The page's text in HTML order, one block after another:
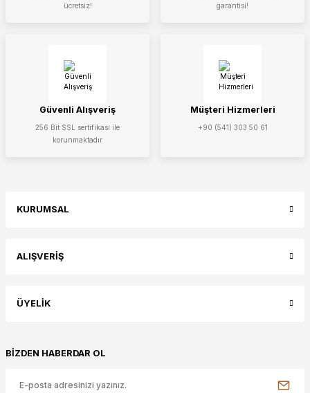
ücretsiz!
garantisi!
Güvenli Alışveriş
256 Bit SSL sertifikası ile
korunmaktadır
Müşteri Hizmerleri
+90 (541) 303 50 61
BİZDEN HABERDAR OL
KURUMSAL
ALIŞVERİŞ
ÜYELİK